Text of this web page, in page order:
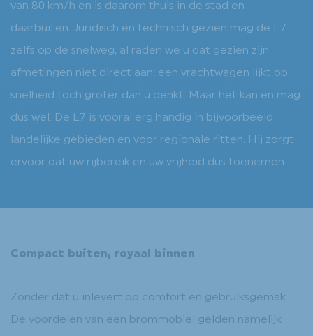
van 80 km/h en is daarom thuis in de stad en
daarbuiten. Juridisch en technisch gezien mag de L7
zelfs op de snelweg, al raden we u dat gezien zijn
afmetingen niet direct aan: een vrachtwagen lijkt op
snelheid toch groter dan u denkt. Maar het kan en mag
dus wel. De L7 is vooral erg handig in bijvoorbeeld
landelijke gebieden en voor regionale ritten. Hij zorgt
ervoor dat uw rijbereik en uw vrijheid dus toenemen.
Compact buiten, royaal binnen
Zonder dat u inlevert op comfort en gebruiksgemak.
De voordelen van een brommobiel gelden namelijk